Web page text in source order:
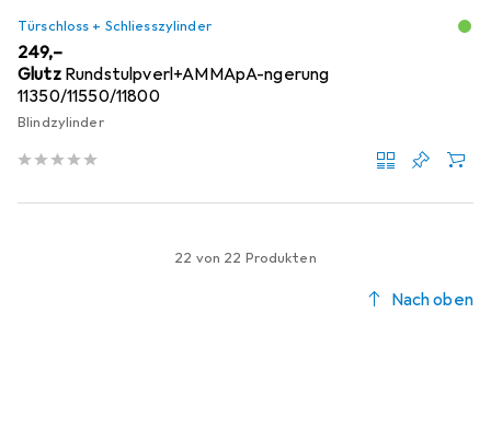
Türschloss + Schliesszylinder
EUR
249,–
Glutz Rundstulpverl+AMMApA-ngerung
11350/11550/11800
Blindzylinder
22 von 22 Produkten
Nach oben